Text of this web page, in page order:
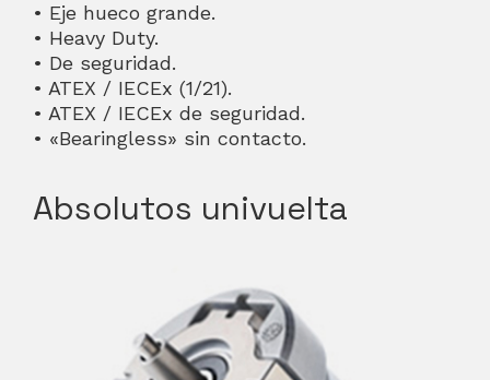
• Eje hueco grande.
• Heavy Duty.
• De seguridad.
• ATEX / IECEx (1/21).
• ATEX / IECEx de seguridad.
• «Bearingless» sin contacto.
Absolutos univuelta